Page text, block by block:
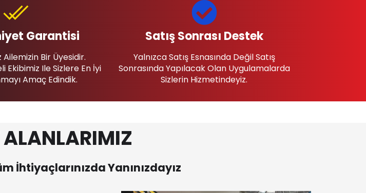
Garantisi
Bir Üyesidir.
Ekibimiz Ile Sizlere En İyi
Amaç Edindik.
Satış Sonrası Destek
Yalnızca Satış Esnasında Değil Satış
Sonrasında Yapılacak Olan Uygulamalarda
Sizlerin Hizmetindeyiz.
İhtiyaçlarınızda Yanınızdayız